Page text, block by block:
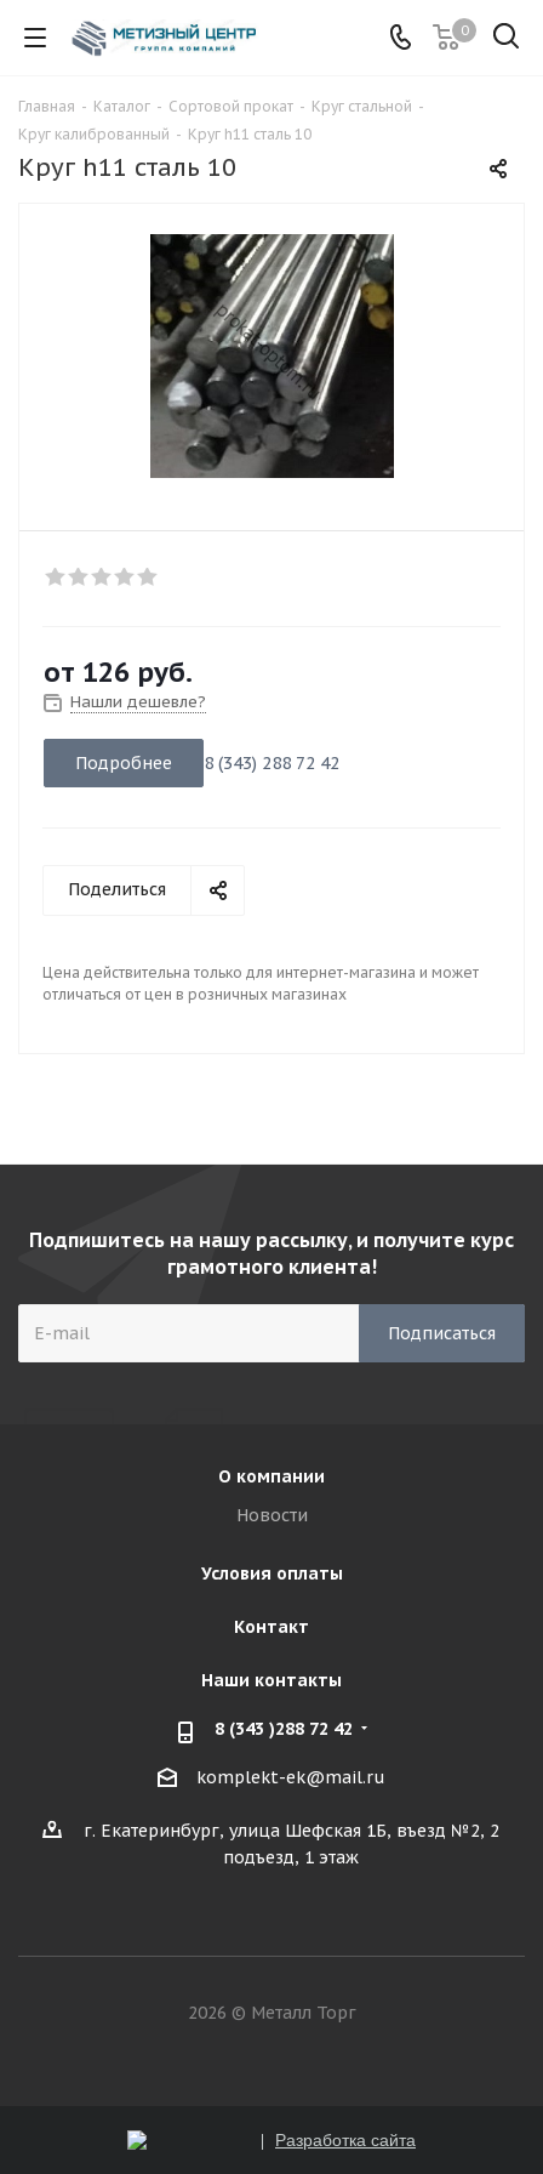
0
Главная - Каталог - Сортовой прокат - Круг стальной -
Круг калиброванный - Круг h11 сталь 10
Круг h11 сталь 10
от 126 руб.
Нашли дешевле?
Подробнее 8 (343) 288 72 42
Поделиться
Цена действительна только для интернет-магазина и может
отличаться от цен в розничных магазинах
Подпишитесь на нашу рассылку, и получите курс
грамотного клиента!
О компании
Новости
Условия оплаты
Контакт
Наши контакты
8 (343 )288 72 42
komplekt-ek@mail.ru
г. Екатеринбург, улица Шефская 1Б, въезд №2, 2
подъезд, 1 этаж
2026 © Металл Торг
Разработка сайта